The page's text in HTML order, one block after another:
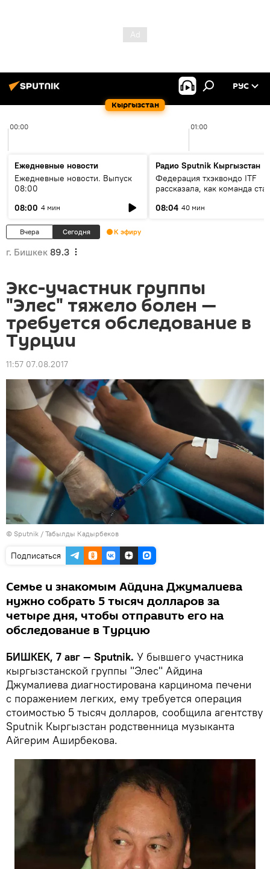
Кыргызстан
РУС
00:00 01:00
Ежедневные новости
Ежедневные новости. Выпуск
08:00
08:00 4 мин
Радио Sputnik Кыргызстан
Федерация тхэквондо ITF
рассказала, как команда
08:04 40 мин
Вчера Сегодня К эфиру
г. Бишкек 89.3
Экс-участник группы
"Элес" тяжело болен —
требуется обследование в
Турции
11:57 07.08.2017
© Sputnik / Табылды Кадырбеков
Подписаться
Семье и знакомым Айдина Джумалиева
нужно собрать 5 тысяч долларов за
четыре дня, чтобы отправить его на
обследование в Турцию
БИШКЕК, 7 авг — Sputnik. У бывшего участника
кыргызстанской группы "Элес" Айдина
Джумалиева диагностирована карцинома печени
с поражением легких, ему требуется операция
стоимостью 5 тысяч долларов, сообщила агентству
Sputnik Кыргызстан родственница музыканта
Айгерим Аширбекова.